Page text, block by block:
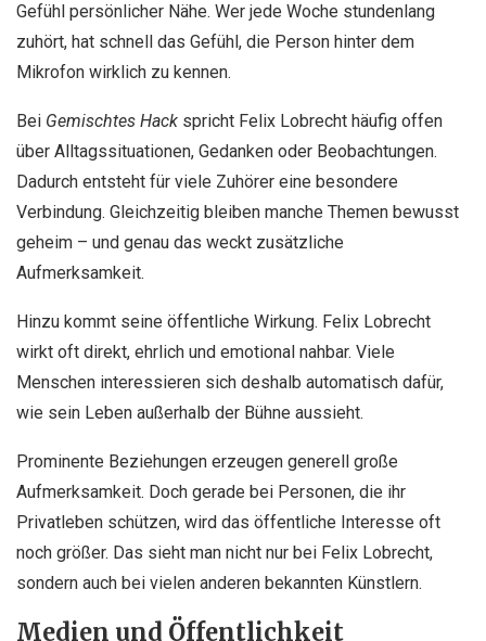
Gefühl persönlicher Nähe. Wer jede Woche stundenlang
zuhört, hat schnell das Gefühl, die Person hinter dem
Mikrofon wirklich zu kennen.
Bei Gemischtes Hack spricht Felix Lobrecht häufig offen
über Alltagssituationen, Gedanken oder Beobachtungen.
Dadurch entsteht für viele Zuhörer eine besondere
Verbindung. Gleichzeitig bleiben manche Themen bewusst
geheim – und genau das weckt zusätzliche
Aufmerksamkeit.
Hinzu kommt seine öffentliche Wirkung. Felix Lobrecht
wirkt oft direkt, ehrlich und emotional nahbar. Viele
Menschen interessieren sich deshalb automatisch dafür,
wie sein Leben außerhalb der Bühne aussieht.
Prominente Beziehungen erzeugen generell große
Aufmerksamkeit. Doch gerade bei Personen, die ihr
Privatleben schützen, wird das öffentliche Interesse oft
noch größer. Das sieht man nicht nur bei Felix Lobrecht,
sondern auch bei vielen anderen bekannten Künstlern.
Medien und Öffentlichkeit